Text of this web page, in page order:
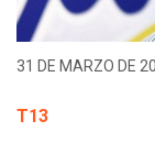
31 DE MARZO DE
T13